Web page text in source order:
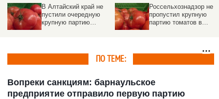
край не
очередную
партию
Россельхознадзор не
пропустил крупную
партию томатов в
Алтайский край
чем
для
ПО ТЕМЕ:
Вопреки санкциям: барнаульское
предприятие отправило первую партию